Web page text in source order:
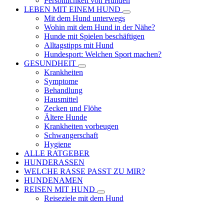
LEBEN MIT EINEM HUND
Mit dem Hund unterwegs
Wohin mit dem Hund in der Nähe?
Hunde mit Spielen beschäftigen
Alltagstipps mit Hund
Hundesport: Welchen Sport machen?
GESUNDHEIT
Krankheiten
Symptome
Behandlung
Hausmittel
Zecken und Flöhe
Ältere Hunde
Krankheiten vorbeugen
Schwangerschaft
Hygiene
ALLE RATGEBER
HUNDERASSEN
WELCHE RASSE PASST ZU MIR?
HUNDENAMEN
REISEN MIT HUND
Reiseziele mit dem Hund